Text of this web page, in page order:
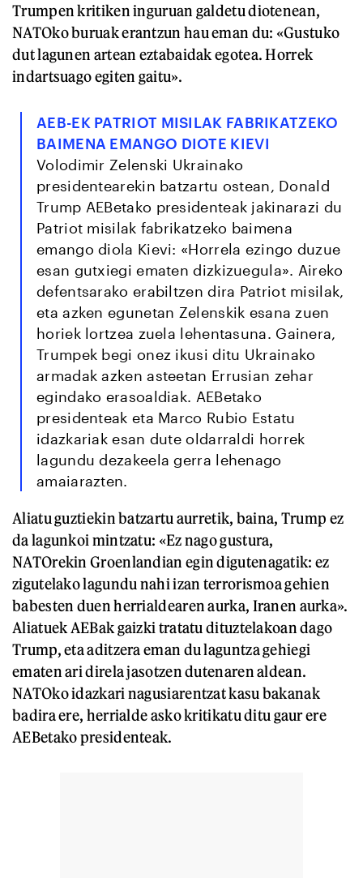
Trumpen kritiken inguruan galdetu diotenean,
NATOko buruak erantzun hau eman du: «Gustuko
dut lagunen artean eztabaidak egotea. Horrek
indartsuago egiten gaitu».
AEB-EK PATRIOT MISILAK FABRIKATZEKO
BAIMENA EMANGO DIOTE KIEVI
Volodimir Zelenski Ukrainako
presidentearekin batzartu ostean, Donald
Trump AEBetako presidenteak jakinarazi du
Patriot misilak fabrikatzeko baimena
emango diola Kievi: «Horrela ezingo duzue
esan gutxiegi ematen dizkizuegula». Aireko
defentsarako erabiltzen dira Patriot misilak,
eta azken egunetan Zelenskik esana zuen
horiek lortzea zuela lehentasuna. Gainera,
Trumpek begi onez ikusi ditu Ukrainako
armadak azken asteetan Errusian zehar
egindako erasoaldiak. AEBetako
presidenteak eta Marco Rubio Estatu
idazkariak esan dute oldarraldi horrek
lagundu dezakeela gerra lehenago
amaiarazten.
Aliatu guztiekin batzartu aurretik, baina, Trump ez
da lagunkoi mintzatu: «Ez nago gustura,
NATOrekin Groenlandian egin digutenagatik: ez
zigutelako lagundu nahi izan terrorismoa gehien
babesten duen herrialdearen aurka, Iranen aurka».
Aliatuek AEBak gaizki tratatu dituztelakoan dago
Trump, eta aditzera eman du laguntza gehiegi
ematen ari direla jasotzen dutenaren aldean.
NATOko idazkari nagusiarentzat kasu bakanak
badira ere, herrialde asko kritikatu ditu gaur ere
AEBetako presidenteak.